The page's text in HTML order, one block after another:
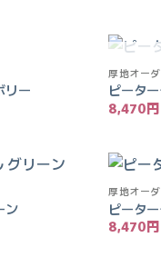
リー
厚地オー
ピータ
8,470円
ン
厚地オー
ピータ
8,470円